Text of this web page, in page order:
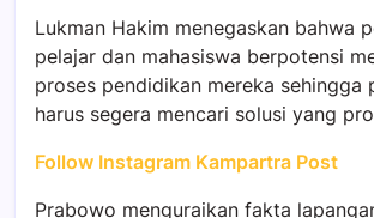
Lukman Hakim menegaskan bahwa
pelajar dan mahasiswa berpotensi
proses pendidikan mereka sehingga
harus segera mencari solusi yang
Follow Instagram Kampartra Post
Prabowo menguraikan fakta